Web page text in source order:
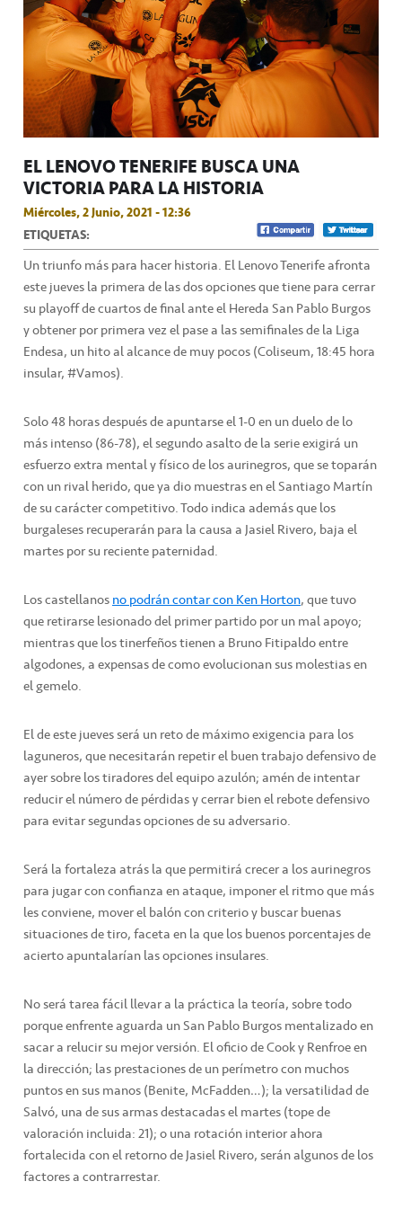
EL LENOVO TENERIFE BUSCA UNA
VICTORIA PARA LA HISTORIA
Miércoles, 2 Junio, 2021 - 12:36
ETIQUETAS:
Un triunfo más para hacer historia. El Lenovo Tenerife afronta
este jueves la primera de las dos opciones que tiene para cerrar
su playoff de cuartos de final ante el Hereda San Pablo Burgos
y obtener por primera vez el pase a las semifinales de la Liga
Endesa, un hito al alcance de muy pocos (Coliseum, 18:45 hora
insular, #Vamos).
Solo 48 horas después de apuntarse el 1-0 en un duelo de lo
más intenso (86-78), el segundo asalto de la serie exigirá un
esfuerzo extra mental y físico de los aurinegros, que se toparán
con un rival herido, que ya dio muestras en el Santiago Martín
de su carácter competitivo. Todo indica además que los
burgaleses recuperarán para la causa a Jasiel Rivero, baja el
martes por su reciente paternidad.
Los castellanosno podrán contar con Ken Horton, que tuvo
que retirarse lesionado del primer partido por un mal apoyo;
mientras que los tinerfeños tienen a Bruno Fitipaldo entre
algodones, a expensas de como evolucionan sus molestias en
el gemelo.
El de este jueves será un reto de máximo exigencia para los
laguneros, que necesitarán repetir el buen trabajo defensivo de
ayer sobre los tiradores del equipo azulón; amén de intentar
reducir el número de pérdidas y cerrar bien el rebote defensivo
para evitar segundas opciones de su adversario.
Será la fortaleza atrás la que permitirá crecer a los aurinegros
para jugar con confianza en ataque, imponer el ritmo que más
les conviene, mover el balón con criterio y buscar buenas
situaciones de tiro, faceta en la que los buenos porcentajes de
acierto apuntalarían las opciones insulares.
No será tarea fácil llevar a la práctica la teoría, sobre todo
porque enfrente aguarda un San Pablo Burgos mentalizado en
sacar a relucir su mejor versión. El oficio de Cook y Renfroe en
la dirección; las prestaciones de un perímetro con muchos
puntos en sus manos (Benite, McFadden…); la versatilidad de
Salvó, una de sus armas destacadas el martes (tope de
valoración incluida: 21); o una rotación interior ahora
fortalecida con el retorno de Jasiel Rivero, serán algunos de los
factores a contrarrestar.